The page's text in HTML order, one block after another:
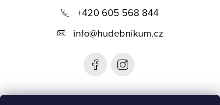
+420 605 568 844
info@hudebnikum.cz